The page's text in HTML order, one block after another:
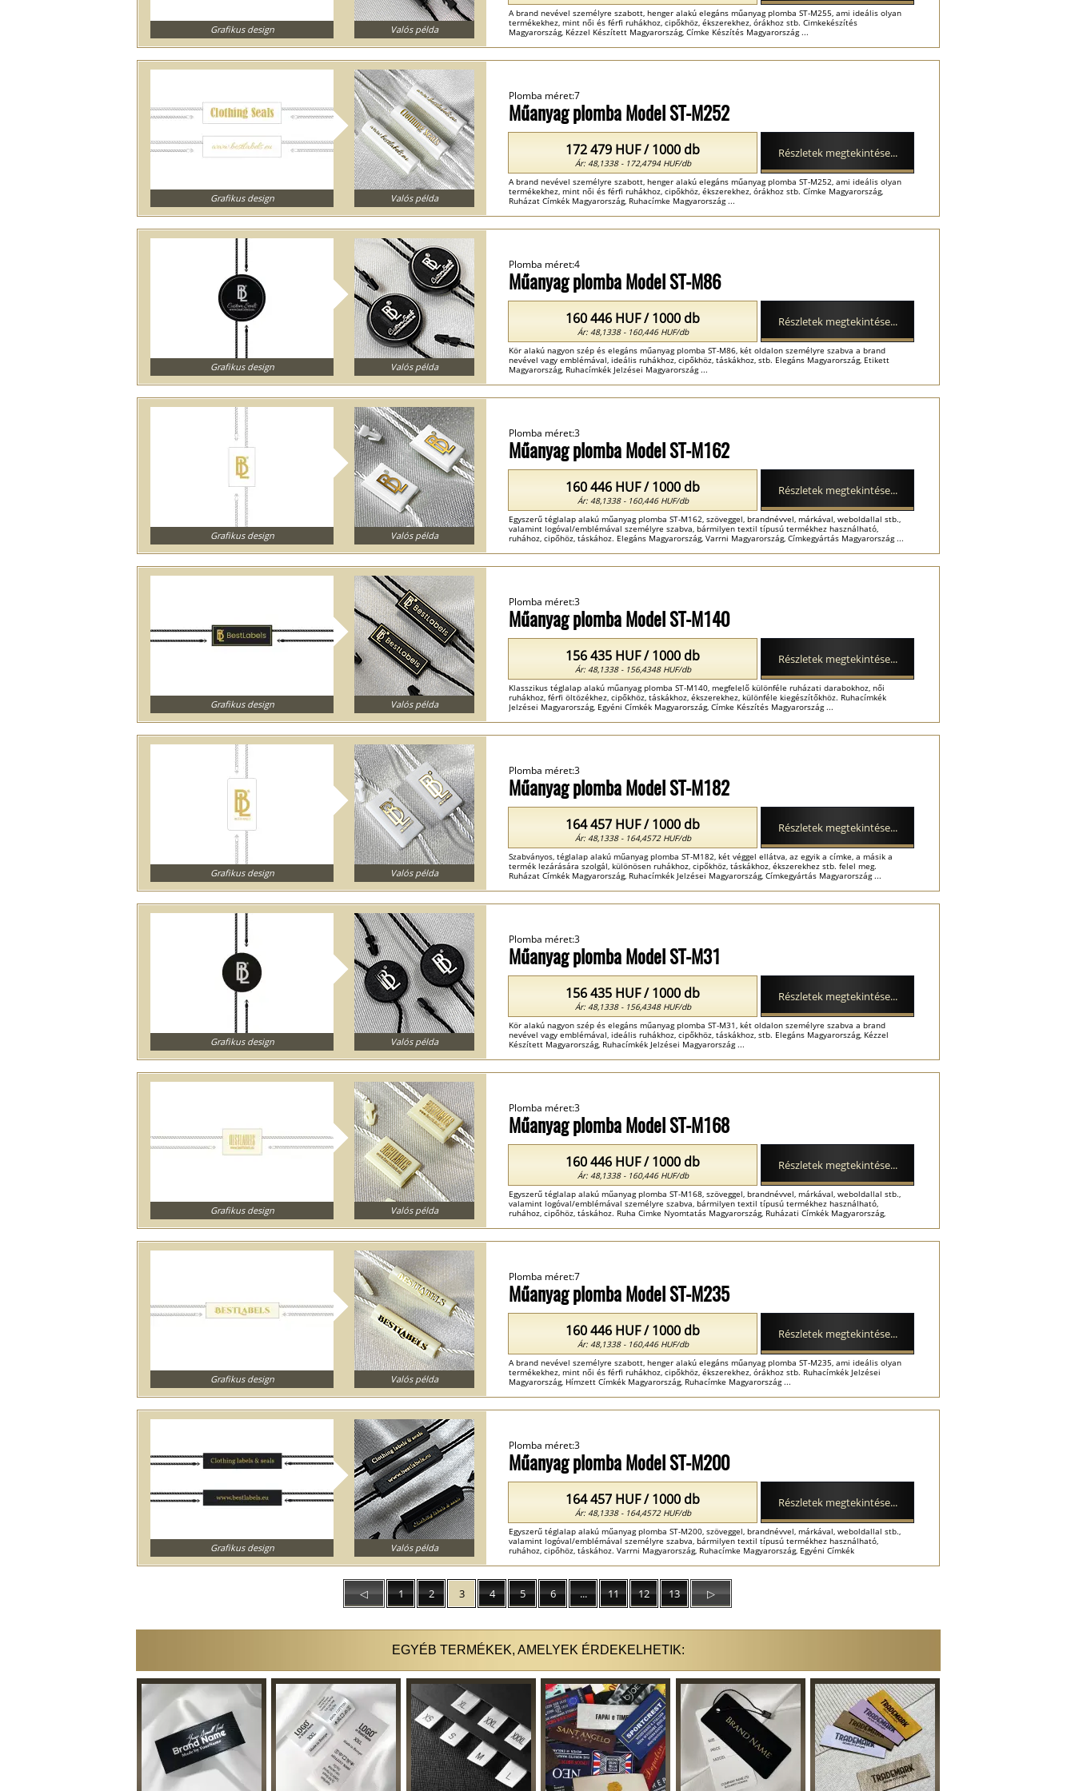
A brand nevével személyre szabott, henger alakú elegáns műanyag plomba ST-M255, ami ideális olyan
termékekhez, mint női és férfi ruhákhoz, cipőkhöz, ékszerekhez, órákhoz stb. Cimkekészítés
Magyarország, Kézzel Készített Magyarország, Címke Készítés Magyarország ...
Grafikus design Valós példa
Műanyag plomba Model ST-M252
Plomba méret:7
A brand nevével személyre szabott, henger alakú elegáns műanyag plomba ST-M252, ami ideális olyan
termékekhez, mint női és férfi ruhákhoz, cipőkhöz, ékszerekhez, órákhoz stb. Címke Magyarország,
Ruházat Címkék Magyarország, Ruhacímke Magyarország ...
172 479 HUF / 1000 db
Ár: 48,1338 - 172,4794 HUF/db
Részletek megtekintése...
Grafikus design Valós példa
Műanyag plomba Model ST-M86
Plomba méret:4
Kör alakú nagyon szép és elegáns műanyag plomba ST-M86, két oldalon személyre szabva a brand
nevével vagy emblémával, ideális ruhákhoz, cipőkhöz, táskákhoz, stb. Elegáns Magyarország, Etikett
Magyarország, Ruhacímkék Jelzései Magyarország ...
160 446 HUF / 1000 db
Ár: 48,1338 - 160,446 HUF/db
Részletek megtekintése...
Grafikus design Valós példa
Műanyag plomba Model ST-M162
Plomba méret:3
Egyszerű téglalap alakú műanyag plomba ST-M162, szöveggel, brandnévvel, márkával, weboldallal stb.,
valamint logóval/emblémával személyre szabva, bármilyen textil típusú termékhez használható,
ruhához, cipőhöz, táskához. Elegáns Magyarország, Varrni Magyarország, Címkegyártás Magyarország ...
160 446 HUF / 1000 db
Ár: 48,1338 - 160,446 HUF/db
Részletek megtekintése...
Grafikus design Valós példa
Műanyag plomba Model ST-M140
Plomba méret:3
Klasszikus téglalap alakú műanyag plomba ST-M140, megfelelő különféle ruházati darabokhoz, női
ruhákhoz, férfi öltözékhez, cipőkhöz, táskákhoz, ékszerekhez, különféle kiegészítőkhöz. Ruhacímkék
Jelzései Magyarország, Egyéni Címkék Magyarország, Címke Készítés Magyarország ...
156 435 HUF / 1000 db
Ár: 48,1338 - 156,4348 HUF/db
Részletek megtekintése...
Grafikus design Valós példa
Műanyag plomba Model ST-M182
Plomba méret:3
Szabványos, téglalap alakú műanyag plomba ST-M182, két véggel ellátva, az egyik a címke, a másik a
termék lezárására szolgál, különösen ruhákhoz, cipőkhöz, táskákhoz, ékszerekhez stb. felel meg.
Ruházat Címkék Magyarország, Ruhacímkék Jelzései Magyarország, Címkegyártás Magyarország ...
164 457 HUF / 1000 db
Ár: 48,1338 - 164,4572 HUF/db
Részletek megtekintése...
Grafikus design Valós példa
Műanyag plomba Model ST-M31
Plomba méret:3
Kör alakú nagyon szép és elegáns műanyag plomba ST-M31, két oldalon személyre szabva a brand
nevével vagy emblémával, ideális ruhákhoz, cipőkhöz, táskákhoz, stb. Elegáns Magyarország, Kézzel
Készített Magyarország, Ruhacímkék Jelzései Magyarország ...
156 435 HUF / 1000 db
Ár: 48,1338 - 156,4348 HUF/db
Részletek megtekintése...
Grafikus design Valós példa
Műanyag plomba Model ST-M168
Plomba méret:3
Egyszerű téglalap alakú műanyag plomba ST-M168, szöveggel, brandnévvel, márkával, weboldallal stb.,
valamint logóval/emblémával személyre szabva, bármilyen textil típusú termékhez használható,
ruhához, cipőhöz, táskához. Ruha Cimke Nyomtatás Magyarország, Ruházati Címkék Magyarország,
160 446 HUF / 1000 db
Ár: 48,1338 - 160,446 HUF/db
Részletek megtekintése...
Grafikus design Valós példa
Műanyag plomba Model ST-M235
Plomba méret:7
A brand nevével személyre szabott, henger alakú elegáns műanyag plomba ST-M235, ami ideális olyan
termékekhez, mint női és férfi ruhákhoz, cipőkhöz, ékszerekhez, órákhoz stb. Ruhacímkék Jelzései
Magyarország, Hímzett Címkék Magyarország, Ruhacímke Magyarország ...
160 446 HUF / 1000 db
Ár: 48,1338 - 160,446 HUF/db
Részletek megtekintése...
Grafikus design Valós példa
Műanyag plomba Model ST-M200
Plomba méret:3
Egyszerű téglalap alakú műanyag plomba ST-M200, szöveggel, brandnévvel, márkával, weboldallal stb.,
valamint logóval/emblémával személyre szabva, bármilyen textil típusú termékhez használható,
ruhához, cipőhöz, táskához. Varrni Magyarország, Ruhacímke Magyarország, Egyéni Címkék
164 457 HUF / 1000 db
Ár: 48,1338 - 164,4572 HUF/db
Részletek megtekintése...
Grafikus design Valós példa
◁ 1 2 3 4 5 6 ... 11 12 13 ▷
EGYÉB TERMÉKEK, AMELYEK ÉRDEKELHETIK: